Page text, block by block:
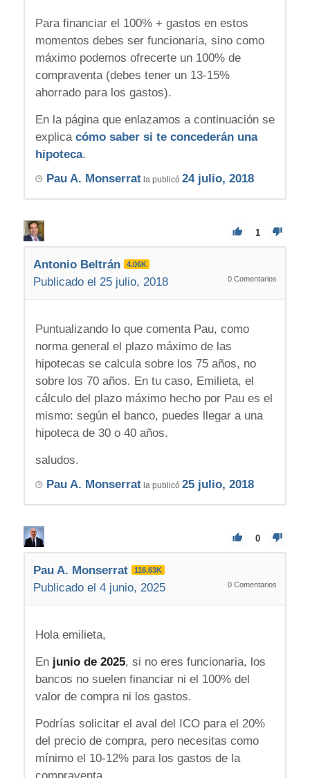
Para financiar el 100% + gastos en estos
momentos debes ser funcionaria, sino como
máximo podemos ofrecerte un 100% de
compraventa (debes tener un 13-15%
ahorrado para los gastos).
En la página que enlazamos a continuación se
explica cómo saber si te concederán una
hipoteca.
Pau A. Monserratla publicó 24 julio, 2018
1
Antonio Beltrán 4.06K
Publicado el 25 julio, 2018 0 Comentarios
Puntualizando lo que comenta Pau, como
norma general el plazo máximo de las
hipotecas se calcula sobre los 75 años, no
sobre los 70 años. En tu caso, Emilieta, el
cálculo del plazo máximo hecho por Pau es el
mismo: según el banco, puedes llegar a una
hipoteca de 30 o 40 años.
saludos.
Pau A. Monserratla publicó 25 julio, 2018
0
Pau A. Monserrat 116.63K
Publicado el 4 junio, 2025 0 Comentarios
Hola emilieta,
En junio de 2025, si no eres funcionaria, los
bancos no suelen financiar ni el 100% del
valor de compra ni los gastos.
Podrías solicitar el aval del ICO para el 20%
del precio de compra, pero necesitas como
mínimo el 10-12% para los gastos de la